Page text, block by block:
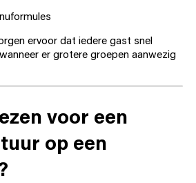
ervoor dat iedere gast snel
er grotere groepen aanwezig
voor een
op een